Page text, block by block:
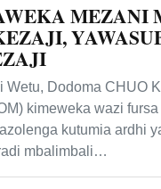
MEZANI
Wetu, Dodoma CHUO
kimeweka wazi fursa
kutumia ardhi
mbalimbali…